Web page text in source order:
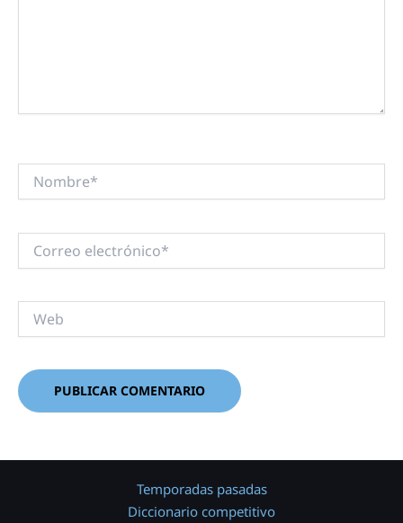
electrónico*
Temporadas pasadas
Diccionario competitivo